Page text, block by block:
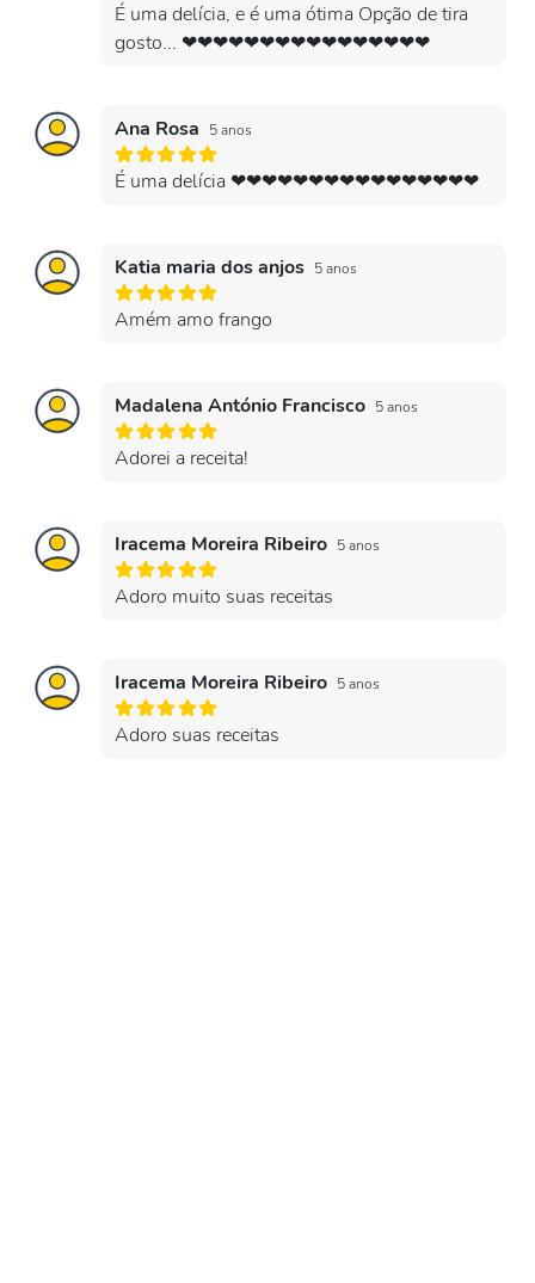
É uma delícia, e é uma ótima Opção de tira
gosto... ❤❤❤❤❤❤❤❤❤❤❤❤❤❤❤❤
Ana Rosa 5 anos
É uma delícia ❤❤❤❤❤❤❤❤❤❤❤❤❤❤❤❤
Katia maria dos anjos 5 anos
Amém amo frango
Madalena António Francisco 5 anos
Adorei a receita!
Iracema Moreira Ribeiro 5 anos
Adoro muito suas receitas
Iracema Moreira Ribeiro 5 anos
Adoro suas receitas